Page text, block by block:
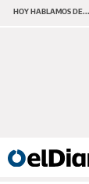
HOY HABLAMOS DE...